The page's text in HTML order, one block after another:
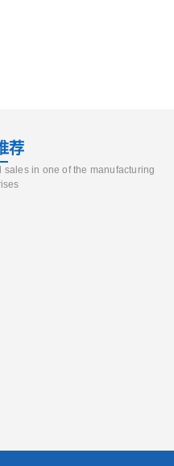
荐
in one of the manufacturing